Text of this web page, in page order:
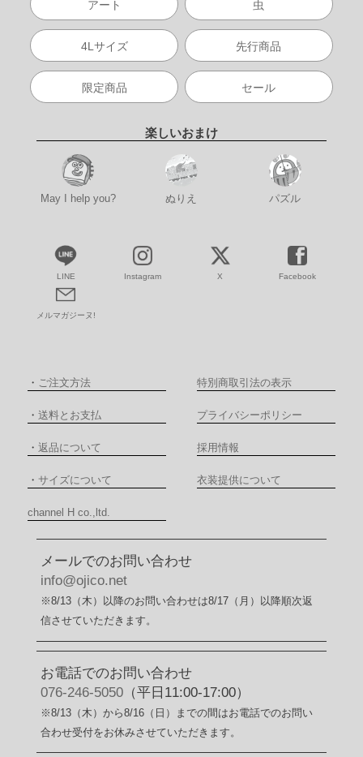
アート 虫
4Lサイズ 先行商品
限定商品 セール
楽しいおまけ
May I help you? ぬりえ パズル
LINE Instagram X Facebook
メルマガジーヌ!
・ ご注文方法 特別商取引法の表示
・ 送料とお支払 プライバシーポリシー
・ 返品について 採用情報
・ サイズについて 衣装提供について
channel H co.,ltd.
メールでのお問い合わせ
info@ojico.net
※8/13（木）以降のお問い合わせは8/17（月）以降順次返
信させていただきます。
お電話でのお問い合わせ
076-246-5050 （平日11:00-17:00）
※8/13（木）から8/16（日）までの間はお電話でのお問い
合わせ受付をお休みさせていただきます。